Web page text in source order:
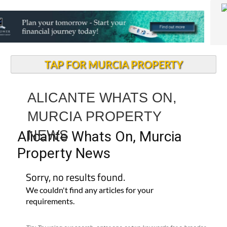
TAP FOR MURCIA PROPERTY
MURCIA PROPERTY
NEWS
Alicante Whats On, Murcia
Property News